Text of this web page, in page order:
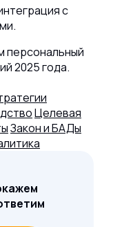
с
персональный
2025 года.
Целевая
Закон и БАДы